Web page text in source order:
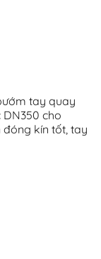
tay quay
cho
đóng kín tốt, tay